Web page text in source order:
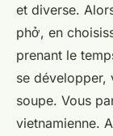
et diverse.
phở, en
prenant le
se développer,
soupe. Vous
vietnamienne.